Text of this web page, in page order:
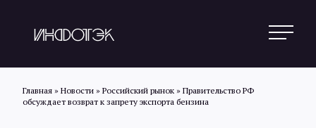
Главная » Новости » Российский рынок » Правительство РФ
обсуждает возврат к запрету экспорта бензина